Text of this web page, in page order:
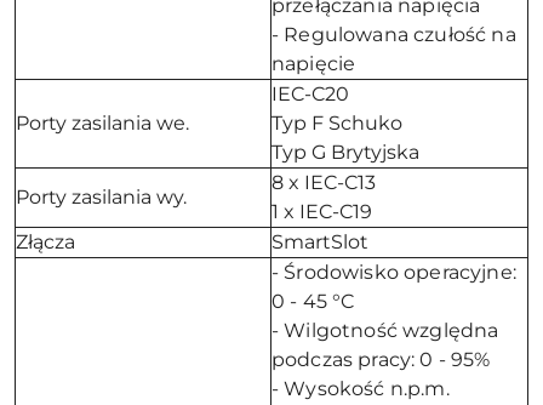
przełączania napięcia
- Regulowana czułość na
napięcie
Porty zasilania we.
IEC-C20
Typ F Schuko
Typ G Brytyjska
Porty zasilania wy.
8 x IEC-C13
1 x IEC-C19
Złącza
SmartSlot
- Środowisko operacyjne:
0 - 45 °C
- Wilgotność względna
podczas pracy: 0 - 95%
- Wysokość n.p.m.